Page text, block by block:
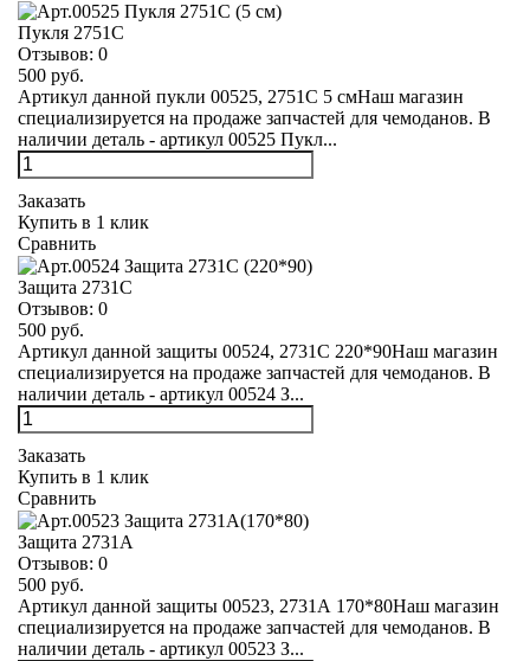
Пукля 2751С
Отзывов: 0
500 руб.
Артикул данной пукли 00525, 2751С 5 смНаш магазин
специализируется на продаже запчастей для чемоданов. В
наличии деталь - артикул 00525 Пукл...
Заказать
Купить в 1 клик
Сравнить
Защита 2731С
Отзывов: 0
500 руб.
Артикул данной защиты 00524, 2731С 220*90Наш магазин
специализируется на продаже запчастей для чемоданов. В
наличии деталь - артикул 00524 З...
Заказать
Купить в 1 клик
Сравнить
Защита 2731А
Отзывов: 0
500 руб.
Артикул данной защиты 00523, 2731А 170*80Наш магазин
специализируется на продаже запчастей для чемоданов. В
наличии деталь - артикул 00523 З...